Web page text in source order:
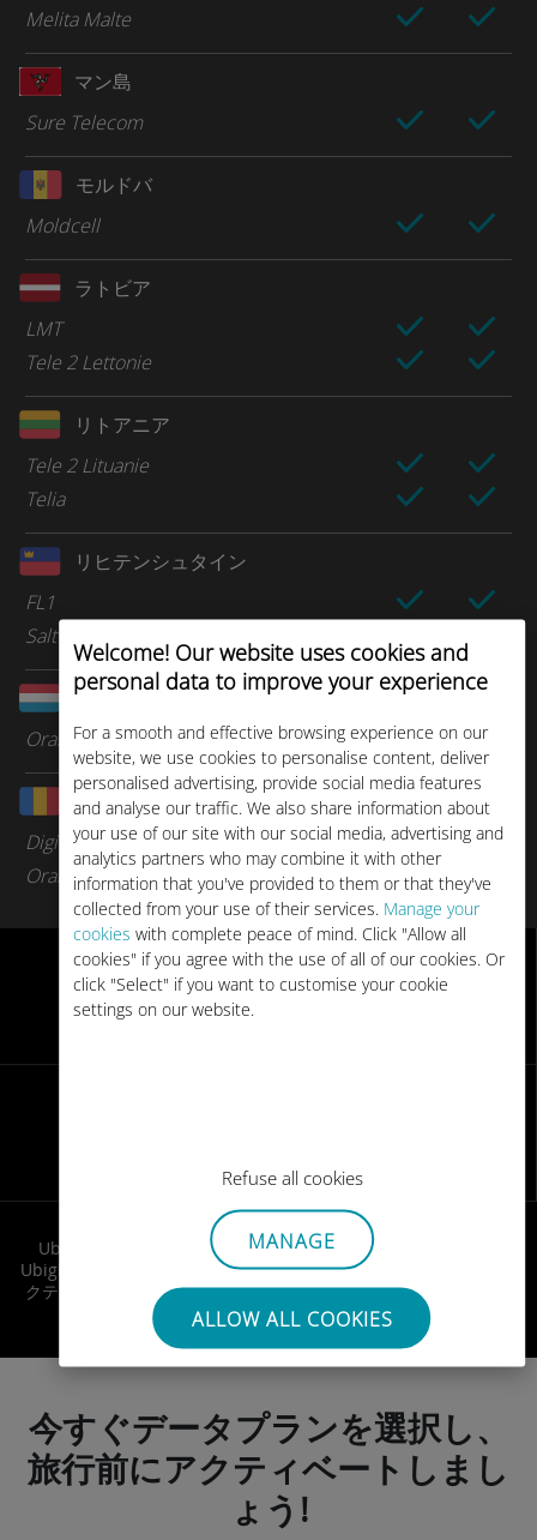
Welcome! Our website uses cookies and
personal data to improve your experience
For a smooth and effective browsing experience on our
website, we use cookies to personalise content, deliver
personalised advertising, provide social media features
and analyse our traffic. We also share information about
your use of our site with our social media, advertising and
analytics partners who may combine it with other
information that you've provided to them or that they've
collected from your use of their services. Manage your
cookies with complete peace of mind. Click "Allow all
cookies" if you agree with the use of all of our cookies. Or
click "Select" if you want to customise your cookie
settings on our website.
Refuse all cookies
MANAGE
ALLOW ALL COOKIES
Melita Malte
マン島
Sure Telecom
モルドバ
Moldcell
ラトビア
LMT
Tele 2 Lettonie
リトアニア
Tele 2 Lituanie
Telia
リヒテンシュタイン
FL1
Salt
ルクセンブルク
Orange
ルーマニア
Digi
Orange Romania
eSIMの対応デバイスをチェックしよう
利用方法
Ubigi eSIM ヨーロッパで現地料金でインターネットに接続！
Ubigi eSIMを入手し、QRコードをメールで受け取り、旅行前にア
クティベート。到着後すぐにスムーズなインターネット接続を楽
しめます！
今すぐデータプランを選択し、
旅行前にアクティベートしまし
ょう!